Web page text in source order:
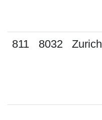
811 8032 Zurich